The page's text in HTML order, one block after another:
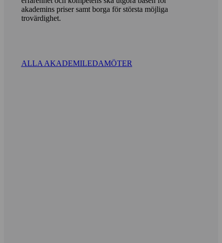
akademins priser samt borga för största möjliga
trovärdighet.
ALLA AKADEMILEDAMÖTER